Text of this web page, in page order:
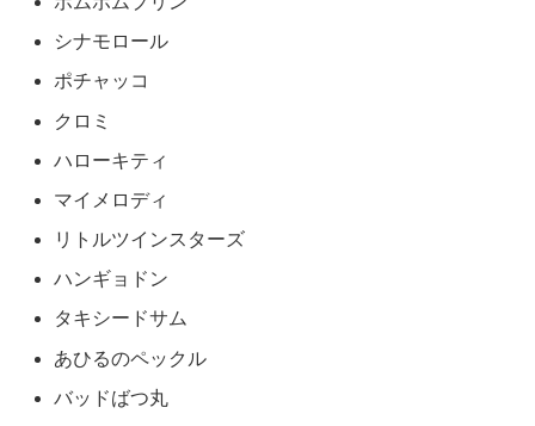
シナモロール
ポチャッコ
クロミ
ハローキティ
マイメロディ
リトルツインスターズ
ハンギョドン
タキシードサム
あひるのペックル
バッドばつ丸